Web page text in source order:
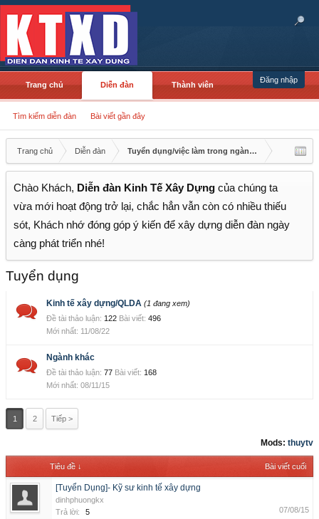
Đăng nhập
Trang chủ Diễn đàn
Tìm kiếm diễn đàn Bài viết gần đây
Thành viên
Trang chủ Diễn đàn Tuyển dụng/việc làm trong ngành Xây dựng
Chào Khách, Diễn đàn Kinh Tế Xây Dựng của chúng ta
vừa mới hoạt động trở lại, chắc hẳn vẫn còn có nhiều thiếu
sót, Khách nhớ đóng góp ý kiến để xây dựng diễn đàn ngày
càng phát triển nhé!
Tuyển dụng
Kinh tế xây dựng/QLDA (1 đang xem)
Đề tài thảo luận: 122 Bài viết: 496
11/08/22
Ngành khác
Đề tài thảo luận: 77 Bài viết: 168
08/11/15
1 2 Tiếp >
Mods: thuytv
Tiêu đề ↓ Bài viết cuối
[Tuyển Dụng]- Kỹ sư kinh tế xây dựng
dinhphuongkx
Trả lời:
5 07/08/15